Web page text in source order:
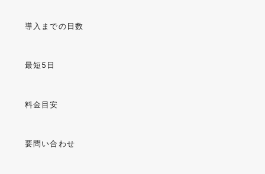
導入までの日数
最短5日
料金目安
要問い合わせ